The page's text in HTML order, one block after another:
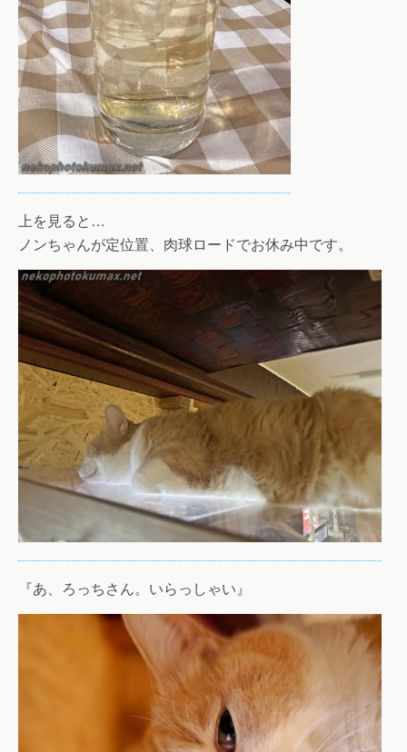
上を見ると…
ノンちゃんが定位置、肉球ロードでお休み中です。
『あ、ろっちさん。いらっしゃい』